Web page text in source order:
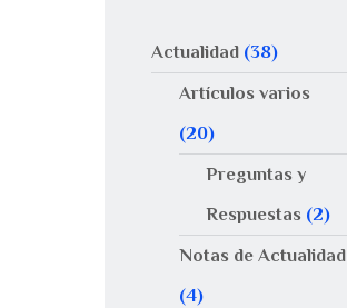
Actualidad (38)
Artículos varios
(20)
Preguntas y
Respuestas (2)
Notas de Actualidad
(4)